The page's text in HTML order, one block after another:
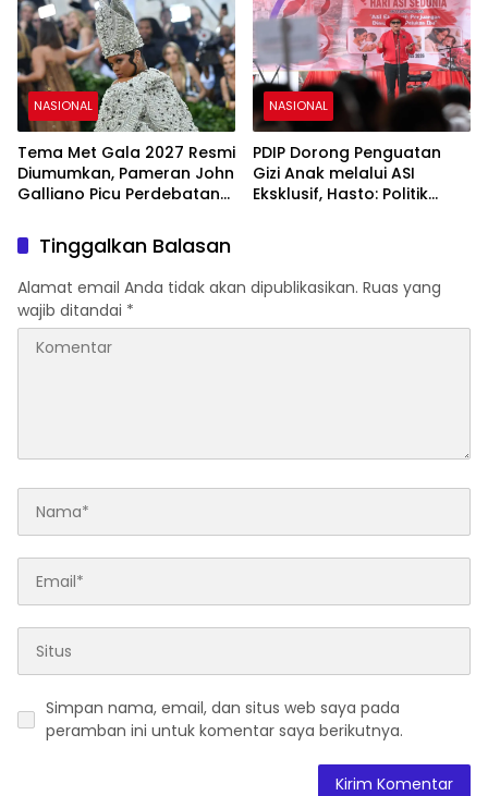
NASIONAL
Tema Met Gala 2027 Resmi
Diumumkan, Pameran John
Galliano Picu Perdebatan
NASIONAL
PDIP Dorong Penguatan
Gizi Anak melalui ASI
Eksklusif, Hasto: Politik
Tinggalkan Balasan
Alamat email Anda tidak akan dipublikasikan. Ruas yang
wajib ditandai *
Simpan nama, email, dan situs web saya pada
peramban ini untuk komentar saya berikutnya.